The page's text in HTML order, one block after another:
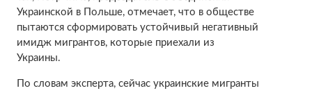
Украинской в ​​Польше, отмечает, что в обществе
пытаются сформировать устойчивый негативный
имидж мигрантов, которые приехали из
Украины.
По словам эксперта, сейчас украинские мигранты